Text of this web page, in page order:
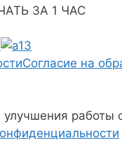
ЗА 1 ЧАС
Согласие на
работы